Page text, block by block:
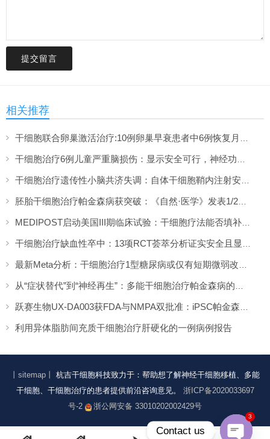
提交留言
相关推荐
利用异体脂肪间充质干细胞治疗肝硬化的一例病例报告
丨sitemap丨
杭吉干细胞科技致力于：帮助想了解神经干细胞移植、多能
干细胞、干细胞治疗的患者提供前沿咨询意见。 浙ICP备2020033697
号-2
浙公网安备 33010202002429号
Contact us
3